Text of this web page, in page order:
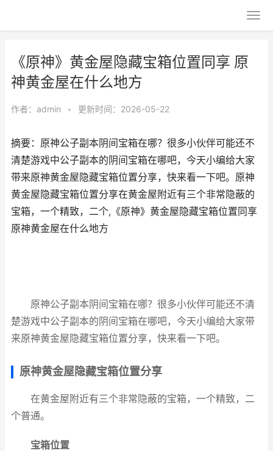
《原神》黄金屋隐藏宝箱位置同享 原
神黄金屋在什么地方
作者： admin • 更新时间：2026-05-22
摘要：原神公子副本阴间宝箱在哪？很多小伙伴可能还不
清楚游戏中公子副本的阴间宝箱在哪吧，今天小编给大家
带来原神黄金屋隐藏宝箱位置分享，快来看一下吧。原神
黄金屋隐藏宝箱位置分享在黄金屋附近有三个非常隐蔽的
宝箱，一个精致，二个,《原神》黄金屋隐藏宝箱位置同享
原神黄金屋在什么地方
原神公子副本阴间宝箱在哪？很多小伙伴可能还不清
楚游戏中公子副本的阴间宝箱在哪吧，今天小编给大家带
来原神黄金屋隐藏宝箱位置分享，快来看一下吧。
原神黄金屋隐藏宝箱位置分享
在黄金屋附近有三个非常隐蔽的宝箱，一个精致，二
个普通。
宝箱位置